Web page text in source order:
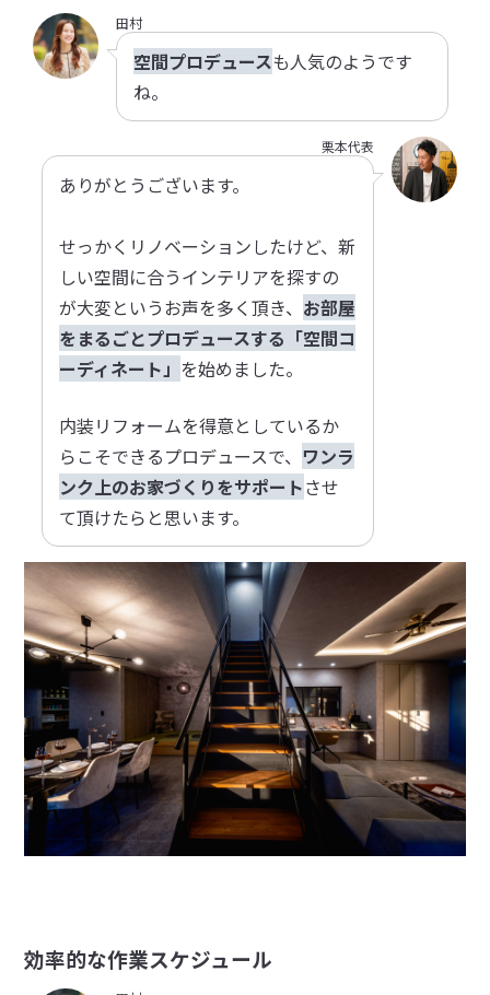
田村
空間プロデュースも人気のようです
ね。
栗本代表
ありがとうございます。
せっかくリノベーションしたけど、新
しい空間に合うインテリアを探すの
が大変というお声を多く頂き、 お部屋
をまるごとプロデュースする「空間コ
ーディネート」 を始めました。
内装リフォームを得意としているか
らこそできるプロデュースで、 ワンラ
ンク上のお家づくりをサポートさせ
て頂けたらと思います。
効率的な作業スケジュール